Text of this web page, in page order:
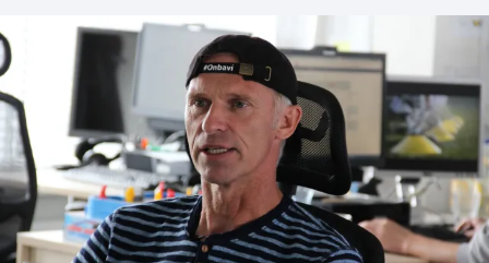
Cyklistika
DALŠÍ SPORTY
Americký fotbal
Baseball a softbal
Basketbal
NEPŘEHLÉDNĚTE
Soutěže
Historické návraty